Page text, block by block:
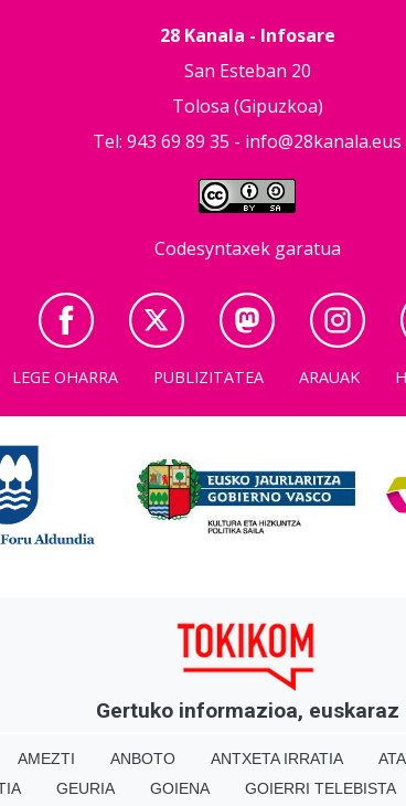
28 Kanala - Infosare
San Esteban 20
Tolosa (Gipuzkoa)
Tel: 943 69 89 35 - info@28kanala.eus
Codesyntaxek garatua
LEGE OHARRA PUBLIZITATEA ARAUAK
Gertuko informazioa, euskaraz
AMEZTI ANBOTO ANTXETA IRRATIA
GEURIA GOIENA GOIERRI TELEBISTA